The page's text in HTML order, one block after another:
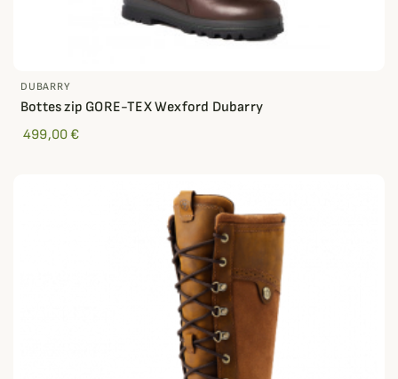
DUBARRY
Bottes zip GORE-TEX Wexford Dubarry
499,00 €